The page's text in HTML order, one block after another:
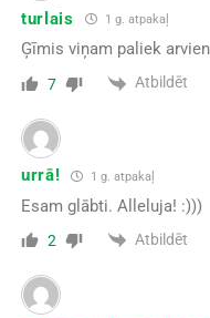
turlais 1 g. atpakaļ
Ģīmis viņam paliek
7 Atbildēt
urrā! 1 g. atpakaļ
Esam glābti. Alleluja! :)))
2 Atbildēt